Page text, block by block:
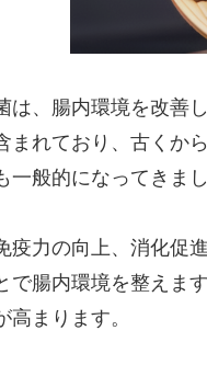
は、腸内環境を改善
まれており、古くか
一般的になってきまし
疫力の向上、消化促
で腸内環境を整えま
まります。